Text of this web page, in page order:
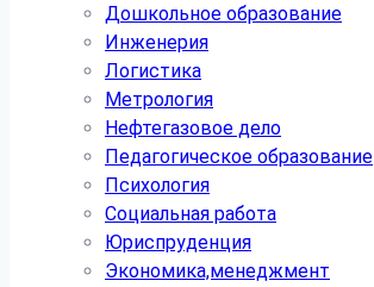
Дошкольное образование
Инженерия
Логистика
Метрология
Нефтегазовое дело
Педагогическое образование
Психология
Социальная работа
Юриспруденция
Экономика,менеджмент